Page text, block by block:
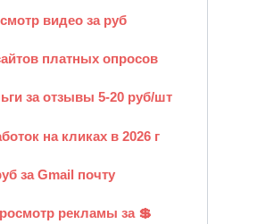
видео за руб
платных опросов
за отзывы 5-20 руб/шт
на кликах в 2026 г
за Gmail почту
рекламы за 💲